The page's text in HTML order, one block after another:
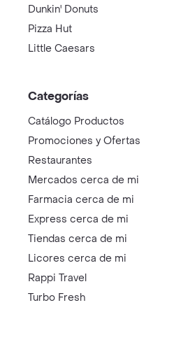
Dunkin' Donuts
Pizza Hut
Little Caesars
Categorías
Catálogo Productos
Promociones y Ofertas
Restaurantes
Mercados cerca de mi
Farmacia cerca de mi
Express cerca de mi
Tiendas cerca de mi
Licores cerca de mi
Rappi Travel
Turbo Fresh